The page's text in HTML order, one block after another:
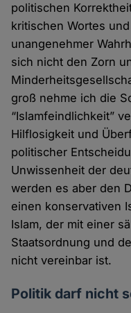
politischen
kritischen Wortes
unangenehmer
sich nicht den Zorn
groß nehme ich die
“Islamfeindlichkeit”
Hilflosigkeit und
politischer
Unwissenheit der
werden es aber den
einen konservativen
Islam, der mit einer
Staatsordnung und
nicht vereinbar ist.
Politik darf nicht